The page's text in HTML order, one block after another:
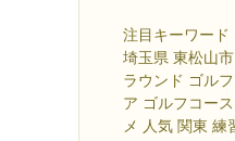
注目キーワード
埼玉県 東松山
ラウンド ゴル
ア ゴルフコー
メ 人気 関東